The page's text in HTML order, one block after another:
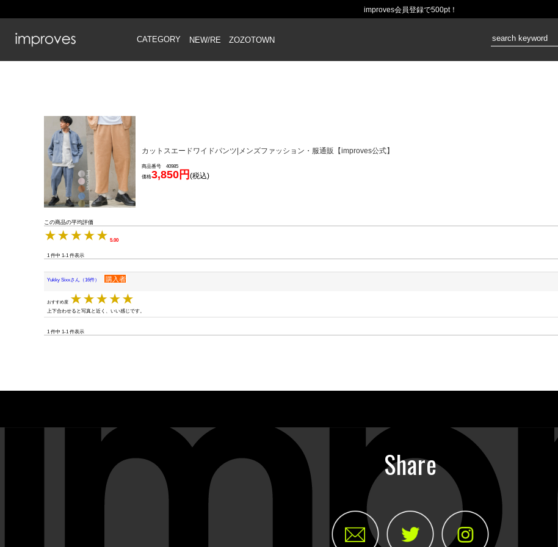
improves会員登録で500pt！
CATEGORY NEW/RE ZOZOTOWN
カットスエードワイドパンツ|メンズファッション・服通販【improves公式】
商品番号 40985
価格3,850円 (税込)
この商品の平均評価
5.00
1 件中 1-1 件表示
Yukky Sixxさん（16件） 購入者
おすすめ度
上下合わせると写真と近く、いい感じです。
1 件中 1-1 件表示
Share